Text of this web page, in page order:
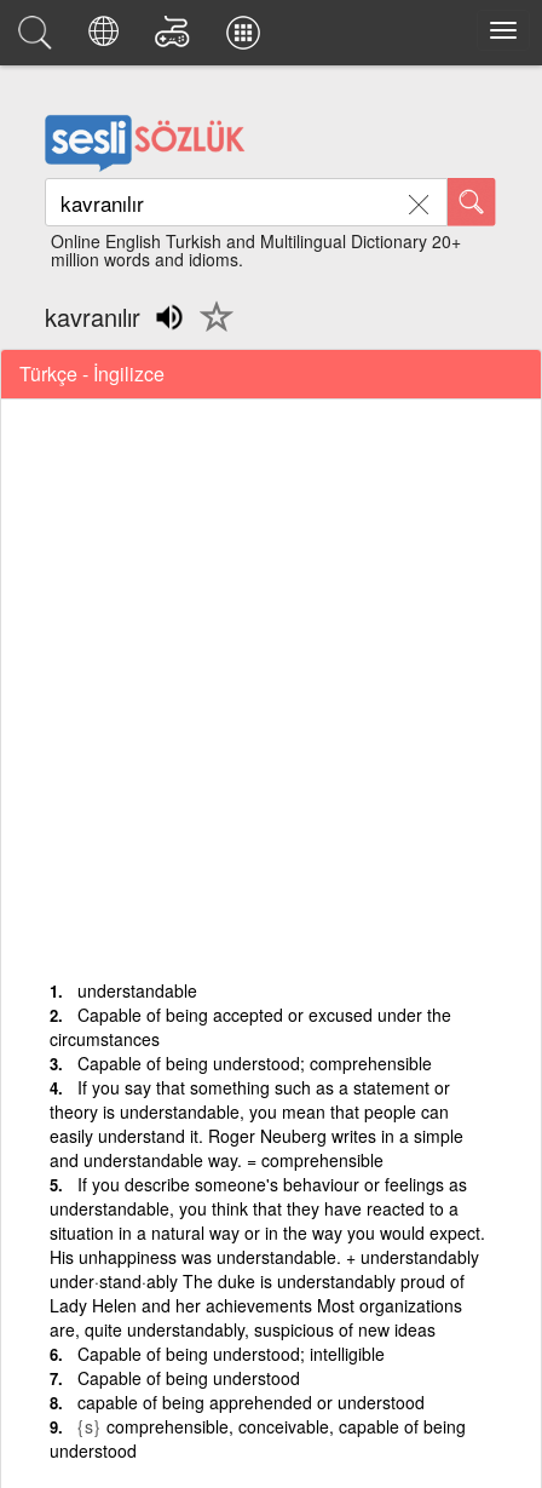
Online English Turkish and Multilingual Dictionary 20+
million words and idioms.
kavranılır
Türkçe - İngilizce
understandable
Capable of being accepted or excused under the
circumstances
Capable of being understood; comprehensible
If you say that something such as a statement or
theory is understandable, you mean that people can
easily understand it. Roger Neuberg writes in a simple
and understandable way. = comprehensible
If you describe someone's behaviour or feelings as
understandable, you think that they have reacted to a
situation in a natural way or in the way you would expect.
His unhappiness was understandable. + understandably
under·stand·ably The duke is understandably proud of
Lady Helen and her achievements Most organizations
are, quite understandably, suspicious of new ideas
Capable of being understood; intelligible
Capable of being understood
capable of being apprehended or understood
{s} comprehensible, conceivable, capable of being
understood